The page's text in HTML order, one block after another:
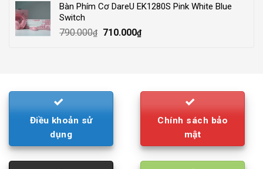
210.000₫.195.000₫.
Bàn Phím Cơ DareU EK1280S Pink White Blue
Switch
790.000₫
Original
710.000₫Current
Điều khoản sử
dụng
Chính sách bảo
mật